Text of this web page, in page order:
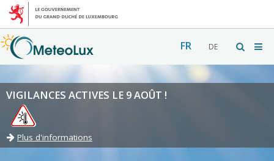
FR DE
VIGILANCES ACTIVES LE 9 AOÛT !
Plus d'informations